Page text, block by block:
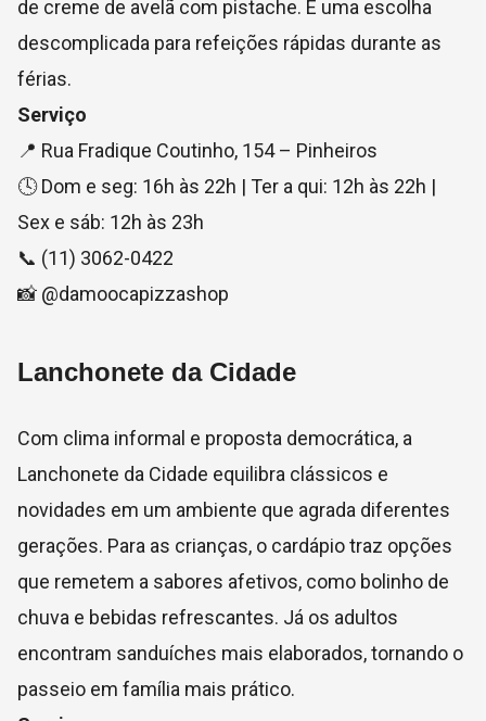
de creme de avelã com pistache. É uma escolha
descomplicada para refeições rápidas durante as
férias.
Serviço
📍 Rua Fradique Coutinho, 154 – Pinheiros
🕓 Dom e seg: 16h às 22h | Ter a qui: 12h às 22h |
Sex e sáb: 12h às 23h
📞 (11) 3062-0422
📸 @damoocapizzashop
Lanchonete da Cidade
Com clima informal e proposta democrática, a
Lanchonete da Cidade equilibra clássicos e
novidades em um ambiente que agrada diferentes
gerações. Para as crianças, o cardápio traz opções
que remetem a sabores afetivos, como bolinho de
chuva e bebidas refrescantes. Já os adultos
encontram sanduíches mais elaborados, tornando o
passeio em família mais prático.